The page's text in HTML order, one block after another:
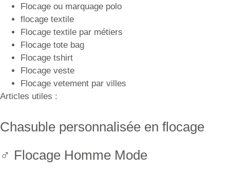
Flocage ou marquage polo
flocage textile
Flocage textile par métiers
Flocage tote bag
Flocage tshirt
Flocage veste
Flocage vetement par villes
Articles utiles :
Chasuble personnalisée en flocage
♂ Flocage Homme Mode